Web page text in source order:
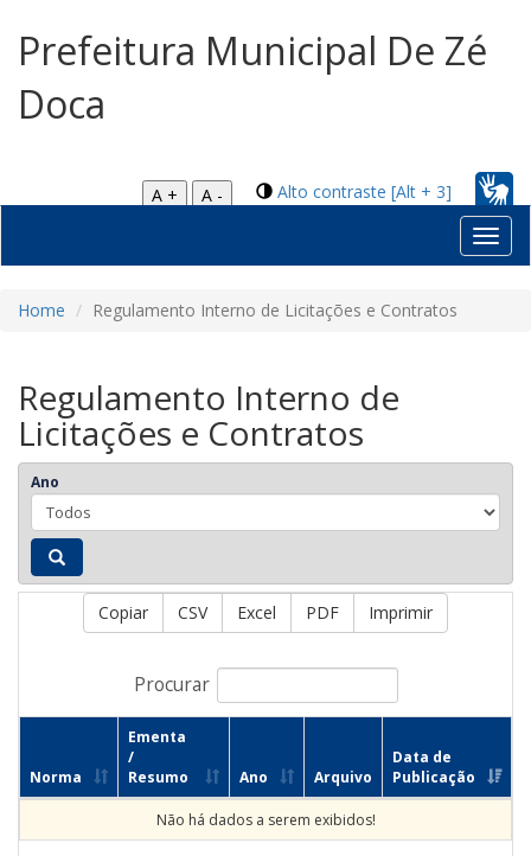
Prefeitura Municipal De Zé
Doca
Alto contraste [Alt + 3]
A +
A -
Home Regulamento Interno de Licitações e Contratos
Regulamento Interno de
Licitações e Contratos
Ano
Copiar CSV Excel PDF Imprimir
Procurar
Norma
Ementa
/
Resumo
Ano Arquivo
Data de
Publicação
Não há dados a serem exibidos!